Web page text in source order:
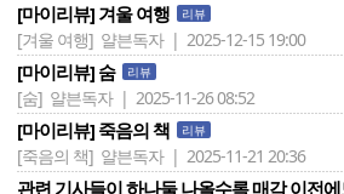
[마이리뷰] 겨울 여행 리뷰
[겨울 여행] 얄븐독자 | 2025-12-15 19:00
[마이리뷰] 숨 리뷰
[숨] 얄븐독자 | 2025-11-26 08:52
[마이리뷰] 죽음의 책 리뷰
[죽음의 책] 얄븐독자 | 2025-11-21 20:36
관련 기사들이 하나둘 나올수록 매각 이전